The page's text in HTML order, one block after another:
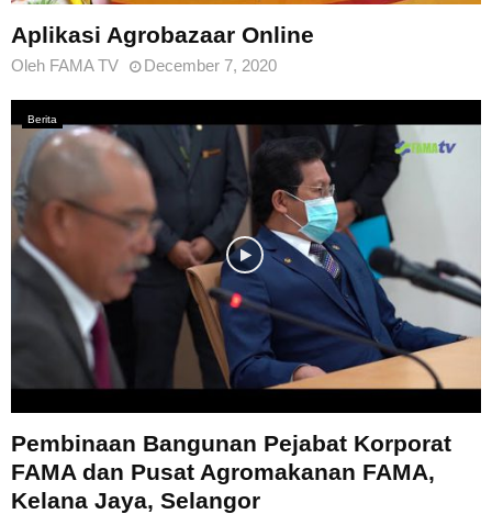
Aplikasi Agrobazaar Online
Oleh FAMA TV December 7, 2020
Berita
Pembinaan Bangunan Pejabat Korporat
FAMA dan Pusat Agromakanan FAMA,
Kelana Jaya, Selangor